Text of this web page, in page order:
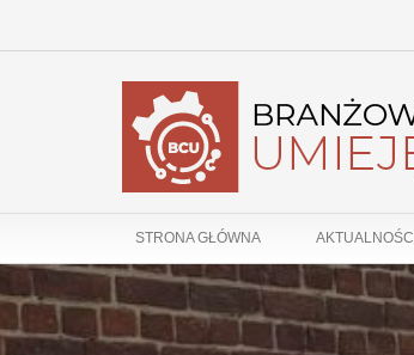
STRONA GŁÓWNA AKTUALNOŚCI